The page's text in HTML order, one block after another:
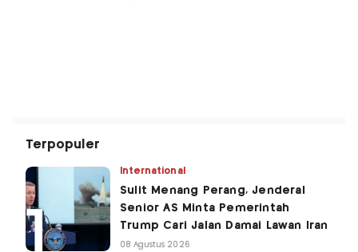
Terpopuler
International
Sulit Menang Perang, Jenderal
Senior AS Minta Pemerintah
Trump Cari Jalan Damai Lawan Iran
08 Agustus 2026